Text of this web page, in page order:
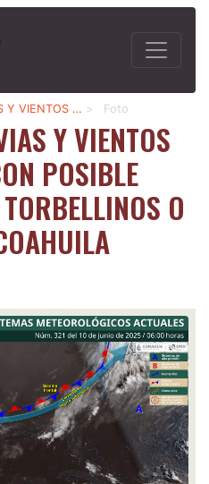
Y VIENTOS … > Foto
Y VIENTOS
POSIBLE
O